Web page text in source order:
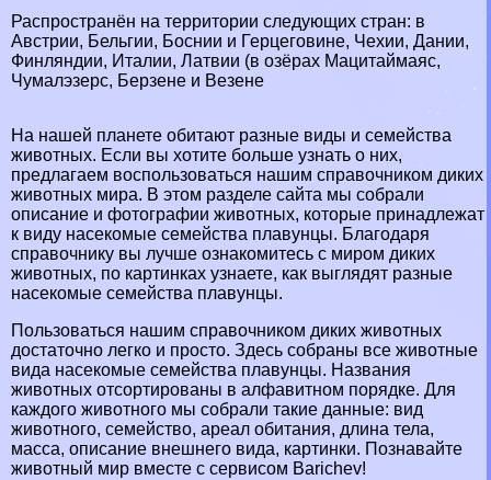
Распространён на территории следующих стран: в
Австрии, Бельгии, Боснии и Герцеговине, Чехии, Дании,
Финляндии, Италии, Латвии (в озёрах Мацитаймаяс,
Чумалэзерс, Берзене и Везене
На нашей планете обитают разные виды и семейства
животных. Если вы хотите больше узнать о них,
предлагаем воспользоваться нашим справочником диких
животных мира. В этом разделе сайта мы собрали
описание и фотографии животных, которые принадлежат
к виду насекомые семейства плавунцы. Благодаря
справочнику вы лучше ознакомитесь с миром диких
животных, по картинках узнаете, как выглядят разные
насекомые семейства плавунцы.
Пользоваться нашим справочником диких животных
достаточно легко и просто. Здесь собраны все животные
вида насекомые семейства плавунцы. Названия
животных отсортированы в алфавитном порядке. Для
каждого животного мы собрали такие данные: вид
животного, семейство, ареал обитания, длина тела,
масса, описание внешнего вида, картинки. Познавайте
животный мир вместе с сервисом Barichev!